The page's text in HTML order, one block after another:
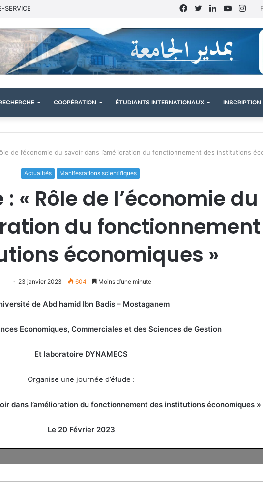
SERVICE YouTube
Linkedin
Twitter
Facebook
COOPÉRATION ÉTUDIANTS INTERNATIONAUX INSCRIPTION
de l’économie du savoir dans l’amélioration du fonctionnement des institutions
Actualités Manifestations scientifiques
« Rôle de l’économie
du
économiques »
23 janvier 2023 604 Moins d’une minute
de Abdlhamid Ibn Badis – Mostaganem
Economiques, Commerciales et des Sciences de Gestion
Et laboratoire DYNAMECS
Organise une journée d’étude :
dans l’amélioration du fonctionnement des institutions économiques »
Le 20 Février 2023